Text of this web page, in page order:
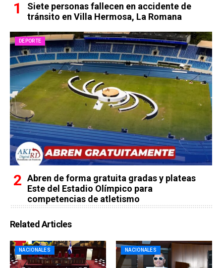
Siete personas fallecen en accidente de
tránsito en Villa Hermosa, La Romana
DEPORTE
Abren de forma gratuita gradas y plateas
Este del Estadio Olímpico para
competencias de atletismo
Related Articles
NACIONALES NACIONALES